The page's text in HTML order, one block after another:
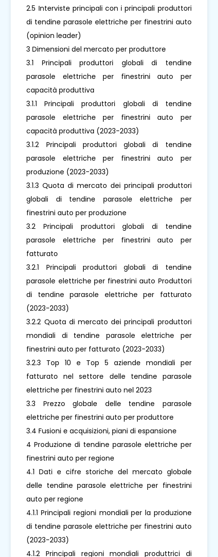
2.5 Interviste principali con i principali produttori
di tendine parasole elettriche per finestrini auto
(opinion leader)
3 Dimensioni del mercato per produttore
3.1 Principali produttori globali di tendine
parasole elettriche per finestrini auto per
capacità produttiva
3.1.1 Principali produttori globali di tendine
parasole elettriche per finestrini auto per
capacità produttiva (2023-2033)
3.1.2 Principali produttori globali di tendine
parasole elettriche per finestrini auto per
produzione (2023-2033)
3.1.3 Quota di mercato dei principali produttori
globali di tendine parasole elettriche per
finestrini auto per produzione
3.2 Principali produttori globali di tendine
parasole elettriche per finestrini auto per
fatturato
3.2.1 Principali produttori globali di tendine
parasole elettriche per finestrini auto Produttori
di tendine parasole elettriche per fatturato
(2023-2033)
3.2.2 Quota di mercato dei principali produttori
mondiali di tendine parasole elettriche per
finestrini auto per fatturato (2023-2033)
3.2.3 Top 10 e Top 5 aziende mondiali per
fatturato nel settore delle tendine parasole
elettriche per finestrini auto nel 2023
3.3 Prezzo globale delle tendine parasole
elettriche per finestrini auto per produttore
3.4 Fusioni e acquisizioni, piani di espansione
4 Produzione di tendine parasole elettriche per
finestrini auto per regione
4.1 Dati e cifre storiche del mercato globale
delle tendine parasole elettriche per finestrini
auto per regione
4.1.1 Principali regioni mondiali per la produzione
di tendine parasole elettriche per finestrini auto
(2023-2033)
4.1.2 Principali regioni mondiali produttrici di